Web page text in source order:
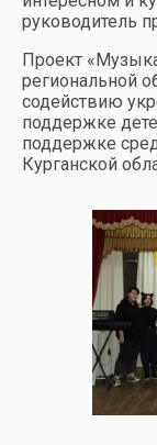
руководитель
Проект
региональной
содействию
поддержке
поддержке
Курганской